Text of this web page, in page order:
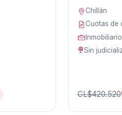
Chillán
Cuotas de
Inmobiliario
Sin
CL$420.520